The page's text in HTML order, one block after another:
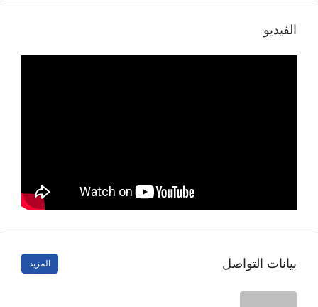
الفيديو
بيانات التواصل المزيد